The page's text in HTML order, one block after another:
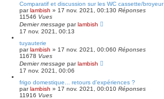
Comparatif et discussion sur les WC cassette/broyeur
parlambish » 17 nov. 2021, 00:130 Réponses
11546 Vues
Dernier message parlambish
17 nov. 2021, 00:13
tuyauterie
parlambish » 17 nov. 2021, 00:060 Réponses
11678 Vues
Dernier message parlambish
17 nov. 2021, 00:06
frigo domestique... retours d'expériences ?
parlambish » 17 nov. 2021, 00:010 Réponses
11916 Vues